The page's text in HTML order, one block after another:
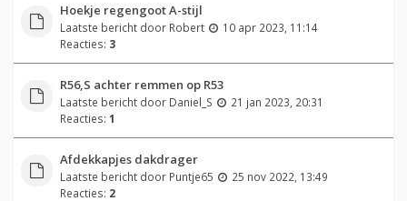
Hoekje regengoot A-stijl
Laatste bericht door Robert
10 apr 2023, 11:14
Reacties: 3
R56,S achter remmen op R53
Laatste bericht door Daniel_S
21 jan 2023, 20:31
Reacties: 1
Afdekkapjes dakdrager
Laatste bericht door Puntje65
25 nov 2022, 13:49
Reacties: 2